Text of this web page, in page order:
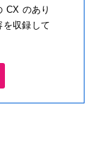
CX のあり
を収録して